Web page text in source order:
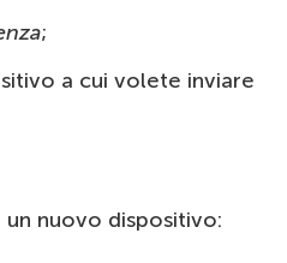
;
a cui volete inviare
un nuovo dispositivo: